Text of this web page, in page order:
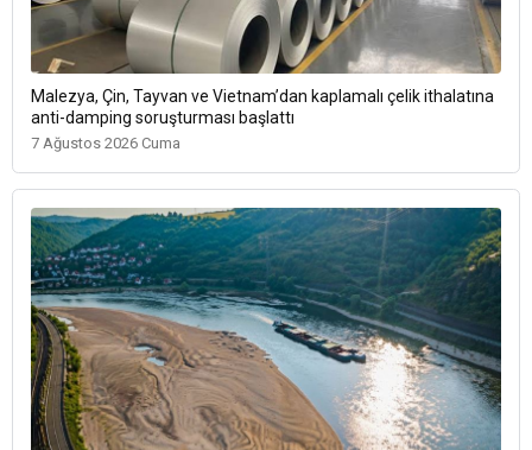
Malezya, Çin, Tayvan ve Vietnam’dan kaplamalı çelik ithalatına
anti-damping soruşturması başlattı
7 Ağustos 2026 Cuma